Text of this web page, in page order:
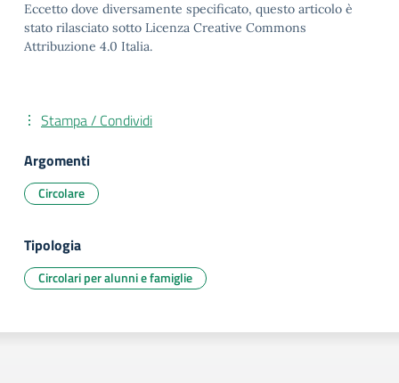
Eccetto dove diversamente specificato, questo articolo è
stato rilasciato sotto Licenza Creative Commons
Attribuzione 4.0 Italia.
Stampa / Condividi
Argomenti
Circolare
Tipologia
Circolari per alunni e famiglie